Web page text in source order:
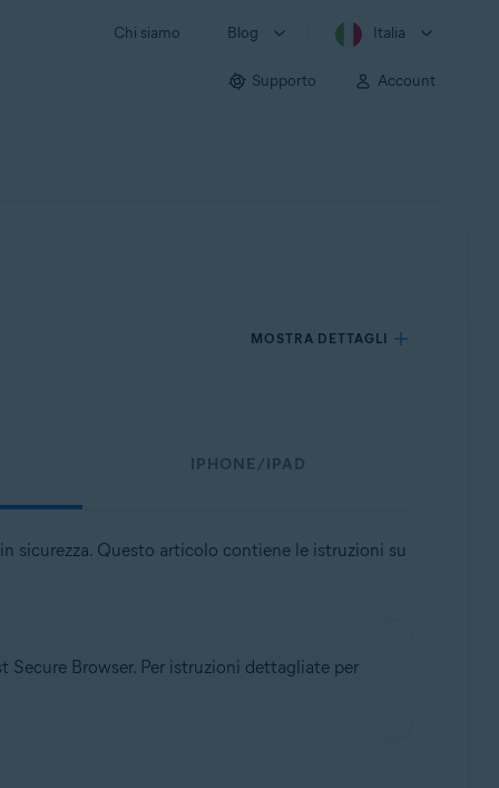
Chi siamo Blog Italia
Supporto Account
MOSTRA DETTAGLI
IPHONE/IPAD
sicurezza. Questo articolo contiene le istruzioni su
Browser. Per istruzioni dettagliate per